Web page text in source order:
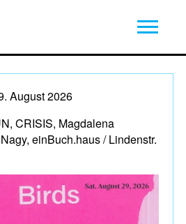
August 2026
CRISIS, Magdalena
einBuch.haus / Lindenstr.